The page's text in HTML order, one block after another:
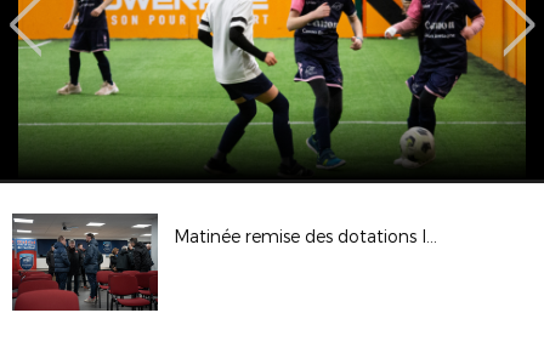
Matinée remise des dotations labels jeunes (25/01/2025)